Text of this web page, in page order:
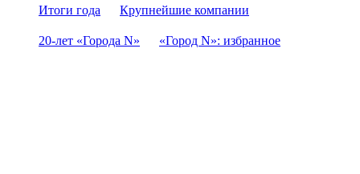
Итоги года
Крупнейшие компании
20-лет «Города N» «Город N»: избранное